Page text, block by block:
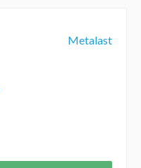
Metalast